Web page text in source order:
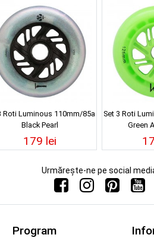
Roti Luminous 110mm/85a
Black Pearl
179 lei
Set 3 Roti
Green
Urmărește-ne pe social
Program